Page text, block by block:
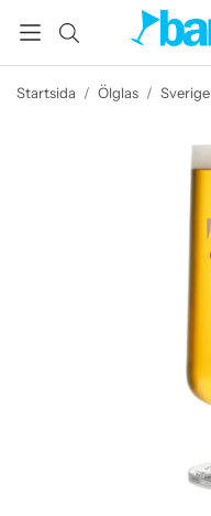
Startsida / Ölglas / Sverige